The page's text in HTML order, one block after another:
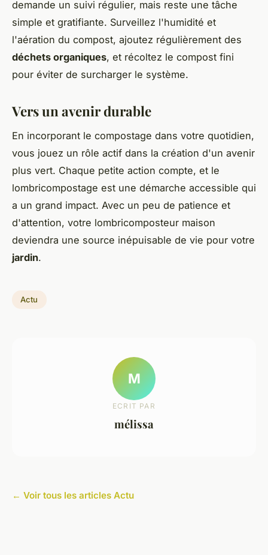
demande un suivi régulier, mais reste une tâche
simple et gratifiante. Surveillez l'humidité et
l'aération du compost, ajoutez régulièrement des
déchets organiques, et récoltez le compost fini
pour éviter de surcharger le système.
Vers un avenir durable
En incorporant le compostage dans votre quotidien,
vous jouez un rôle actif dans la création d'un avenir
plus vert. Chaque petite action compte, et le
lombricompostage est une démarche accessible qui
a un grand impact. Avec un peu de patience et
d'attention, votre lombricomposteur maison
deviendra une source inépuisable de vie pour votre
jardin.
Actu
M
ECRIT PAR
mélissa
← Voir tous les articles Actu